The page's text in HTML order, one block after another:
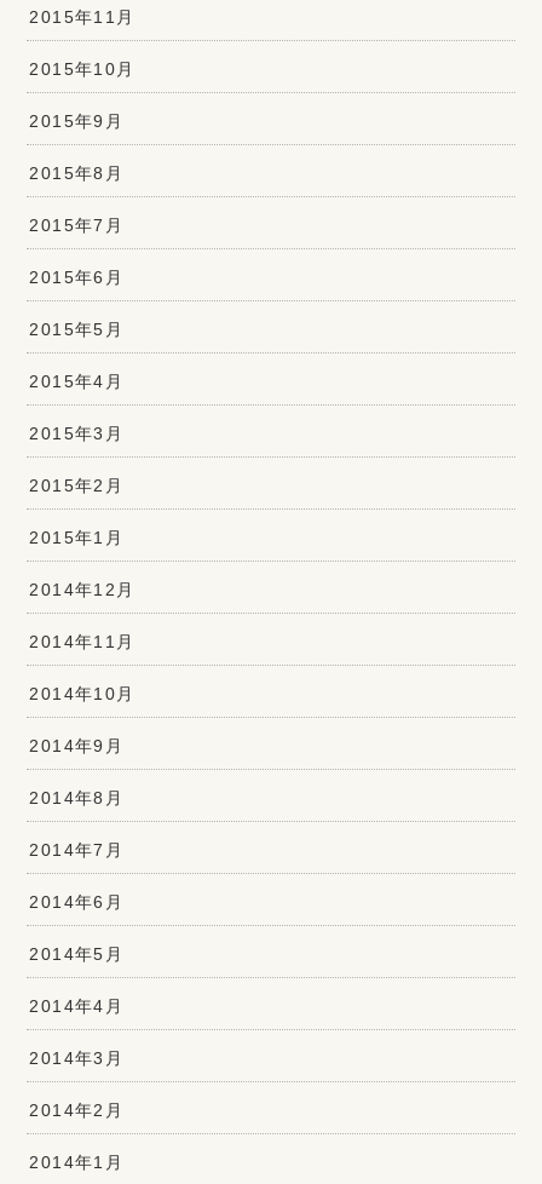
2015年11月
2015年10月
2015年9月
2015年8月
2015年7月
2015年6月
2015年5月
2015年4月
2015年3月
2015年2月
2015年1月
2014年12月
2014年11月
2014年10月
2014年9月
2014年8月
2014年7月
2014年6月
2014年5月
2014年4月
2014年3月
2014年2月
2014年1月